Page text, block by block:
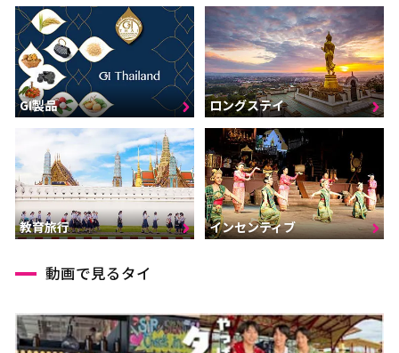
GI製品 ロングステイ
教育旅行 インセンティブ
動画で見るタイ